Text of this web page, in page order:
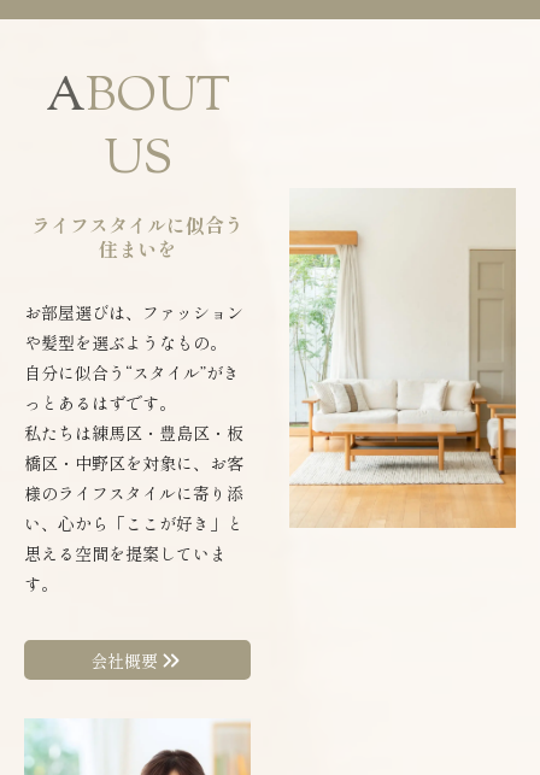
ABOUT
US
ライフスタイルに似合う
住まいを
お部屋選びは、ファッション
や髪型を選ぶようなもの。
自分に似合う“スタイル”がき
っとあるはずです。
私たちは練馬区・豊島区・板
橋区・中野区を対象に、お客
様のライフスタイルに寄り添
い、心から「ここが好き」と
思える空間を提案していま
す。
会社概要